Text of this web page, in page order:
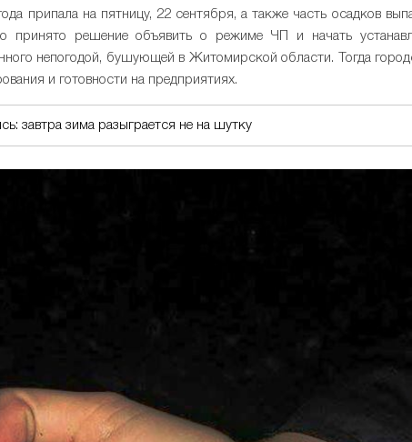
припала на пятницу, 22 сентября, а также часть осадков
принято решение объявить о режиме ЧП и начать
непогодой, бушующей в Житомирской области. Тогда
и готовности на предприятиях.
завтра зима разыграется не на шутку